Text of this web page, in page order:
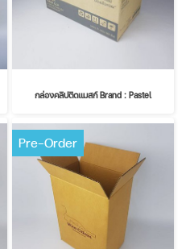
กล่องคลิปติดแมสก์ Brand : Pastel
Pre-Order